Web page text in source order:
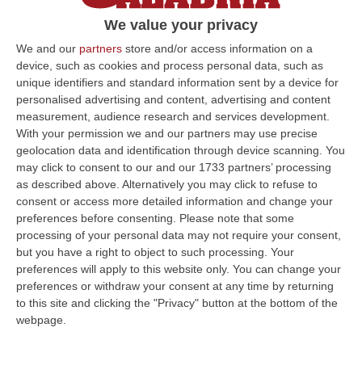
We value your privacy
We and our partners store and/or access information on a
device, such as cookies and process personal data, such as
unique identifiers and standard information sent by a device for
personalised advertising and content, advertising and content
measurement, audience research and services development.
With your permission we and our partners may use precise
geolocation data and identification through device scanning. You
may click to consent to our and our 1733 partners’ processing
as described above. Alternatively you may click to refuse to
consent or access more detailed information and change your
preferences before consenting. Please note that some
processing of your personal data may not require your consent,
but you have a right to object to such processing. Your
preferences will apply to this website only. You can change your
preferences or withdraw your consent at any time by returning
to this site and clicking the "Privacy" button at the bottom of the
webpage.
Sparatoria a Seregno, arrestati due fratelli
calabresi. In corso la ricerca delle armi –
NOMI
Due fratelli di 28 e 48 anni, residenti in
Brianza, sono accusati del tentato omicidio
del 56enne rimasto ferito. Stavano
pianificando la fuga
Pubblicato il: 15/07/23 – 19:20